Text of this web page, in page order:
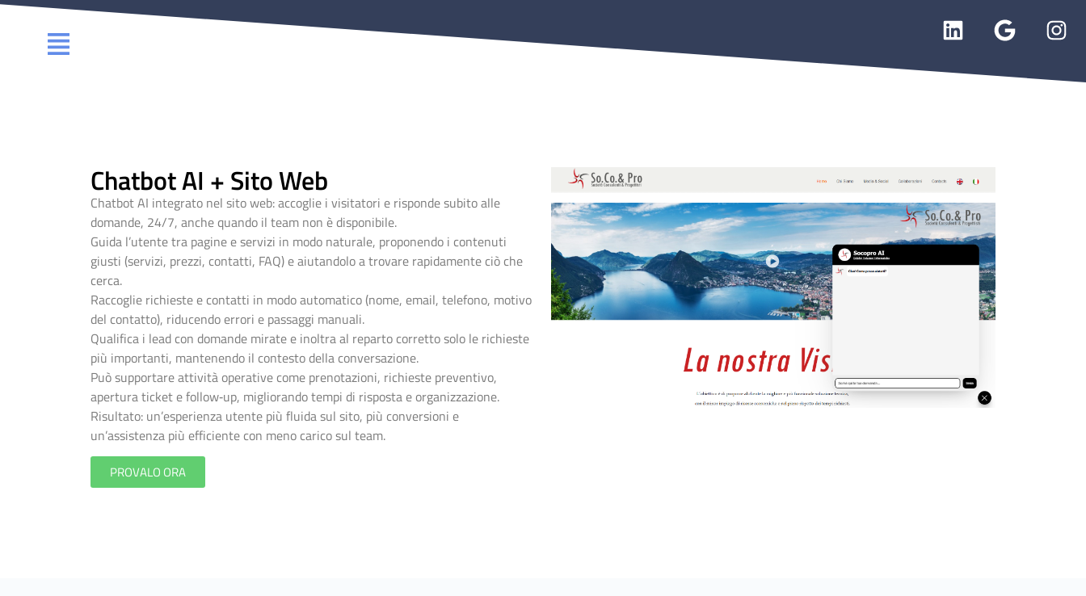
Chatbot AI + Sito Web
Chatbot AI integrato nel sito web: accoglie i visitatori e risponde subito alle
domande, 24/7, anche quando il team non è disponibile.
Guida l’utente tra pagine e servizi in modo naturale, proponendo i contenuti
giusti (servizi, prezzi, contatti, FAQ) e aiutandolo a trovare rapidamente ciò che
cerca.
Raccoglie richieste e contatti in modo automatico (nome, email, telefono, motivo
del contatto), riducendo errori e passaggi manuali.
Qualifica i lead con domande mirate e inoltra al reparto corretto solo le richieste
più importanti, mantenendo il contesto della conversazione.
Può supportare attività operative come prenotazioni, richieste preventivo,
apertura ticket e follow‑up, migliorando tempi di risposta e organizzazione.
Risultato: un’esperienza utente più fluida sul sito, più conversioni e
un’assistenza più efficiente con meno carico sul team.
PROVALO ORA